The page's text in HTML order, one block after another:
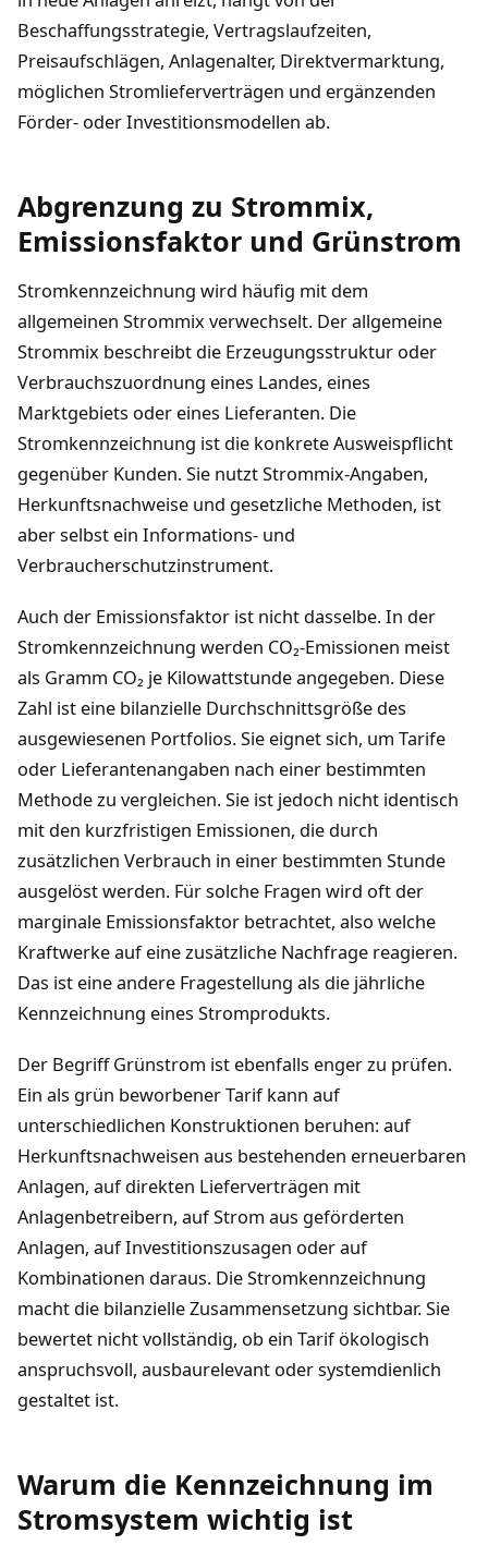
Beschaffungsstrategie, Vertragslaufzeiten,
Preisaufschlägen, Anlagenalter, Direktvermarktung,
möglichen Stromlieferverträgen und ergänzenden
Förder- oder Investitionsmodellen ab.
Abgrenzung zu Strommix,
Emissionsfaktor und Grünstrom
Stromkennzeichnung wird häufig mit dem
allgemeinen Strommix verwechselt. Der allgemeine
Strommix beschreibt die Erzeugungsstruktur oder
Verbrauchszuordnung eines Landes, eines
Marktgebiets oder eines Lieferanten. Die
Stromkennzeichnung ist die konkrete Ausweispflicht
gegenüber Kunden. Sie nutzt Strommix-Angaben,
Herkunftsnachweise und gesetzliche Methoden, ist
aber selbst ein Informations- und
Verbraucherschutzinstrument.
Auch der Emissionsfaktor ist nicht dasselbe. In der
Stromkennzeichnung werden CO₂-Emissionen meist
als Gramm CO₂ je Kilowattstunde angegeben. Diese
Zahl ist eine bilanzielle Durchschnittsgröße des
ausgewiesenen Portfolios. Sie eignet sich, um Tarife
oder Lieferantenangaben nach einer bestimmten
Methode zu vergleichen. Sie ist jedoch nicht identisch
mit den kurzfristigen Emissionen, die durch
zusätzlichen Verbrauch in einer bestimmten Stunde
ausgelöst werden. Für solche Fragen wird oft der
marginale Emissionsfaktor betrachtet, also welche
Kraftwerke auf eine zusätzliche Nachfrage reagieren.
Das ist eine andere Fragestellung als die jährliche
Kennzeichnung eines Stromprodukts.
Der Begriff Grünstrom ist ebenfalls enger zu prüfen.
Ein als grün beworbener Tarif kann auf
unterschiedlichen Konstruktionen beruhen: auf
Herkunftsnachweisen aus bestehenden erneuerbaren
Anlagen, auf direkten Lieferverträgen mit
Anlagenbetreibern, auf Strom aus geförderten
Anlagen, auf Investitionszusagen oder auf
Kombinationen daraus. Die Stromkennzeichnung
macht die bilanzielle Zusammensetzung sichtbar. Sie
bewertet nicht vollständig, ob ein Tarif ökologisch
anspruchsvoll, ausbaurelevant oder systemdienlich
gestaltet ist.
Warum die Kennzeichnung im
Stromsystem wichtig ist